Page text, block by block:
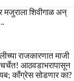
शिवीगाळ अन्
राजकारणात माजी
चर्चेत! आठवडाभरापासून
काँग्रेस सोडणार का?